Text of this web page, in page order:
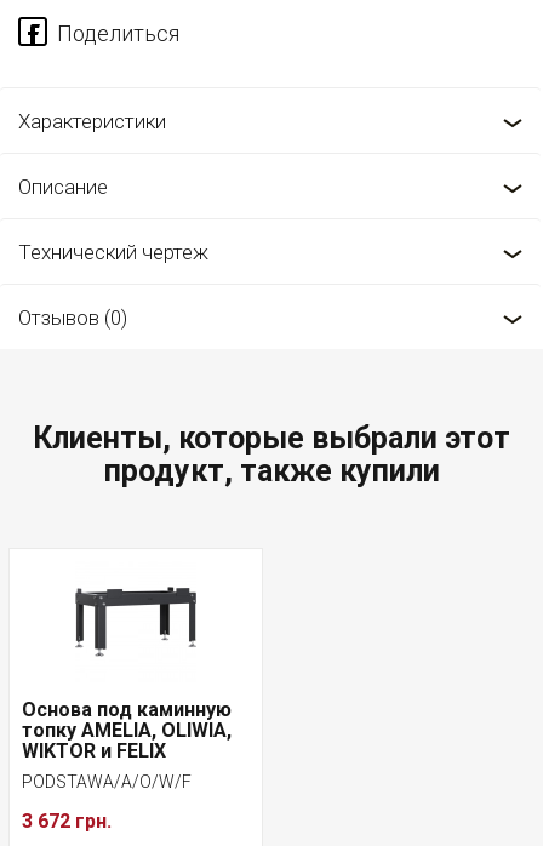
Характеристики
Описание
Технический чертеж
Отзывов (0)
Клиенты, которые выбрали этот
продукт, также купили
Основа под каминную
топку AMELIA, OLIWIA,
WIKTOR и FELIX
PODSTAWA/A/O/W/F
3 672 грн.